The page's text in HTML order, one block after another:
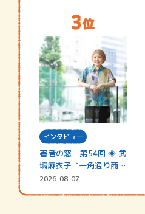
インタビュー
著者の窓 第54回 ◈ 武
塙麻衣子『一角通り商店
街の…
2026-08-07